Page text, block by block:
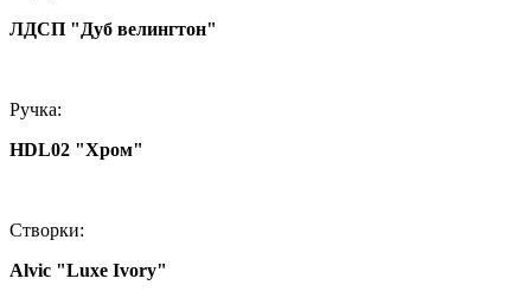
ЛДСП "Дуб велингтон"
Ручка:
HDL02 "Хром"
Створки:
Alvic "Luxe Ivory"